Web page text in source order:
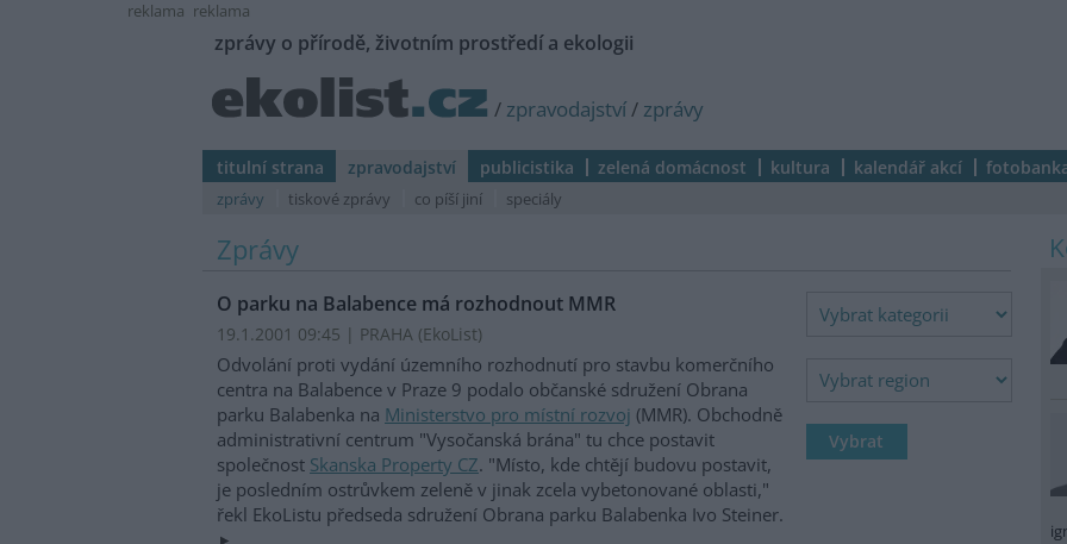
reklama reklama
zprávy o přírodě, životním prostředí a ekologii
/ zpravodajství/ zprávy
titulní strana zpravodajství publicistika zelená domácnost kultura kalendář akcí
zprávy tiskové zprávy co píší jiní speciály
Zprávy
O parku na Balabence má rozhodnout MMR
19.1.2001 09:45 | PRAHA (EkoList)
Odvolání proti vydání územního rozhodnutí pro stavbu komerčního
centra na Balabence v Praze 9 podalo občanské sdružení Obrana
parku Balabenka na Ministerstvo pro místní rozvoj (MMR). Obchodně
administrativní centrum "Vysočanská brána" tu chce postavit
společnost Skanska Property CZ. "Místo, kde chtějí budovu postavit,
je posledním ostrůvkem zeleně v jinak zcela vybetonované oblasti,"
řekl EkoListu předseda sdružení Obrana parku Balabenka Ivo Steiner.